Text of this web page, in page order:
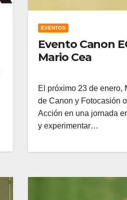
EVENTOS
Evento Canon
Mario Cea
El próximo 23 de enero,
de Canon y Fotocasión
Acción en una jornada
y experimentar…